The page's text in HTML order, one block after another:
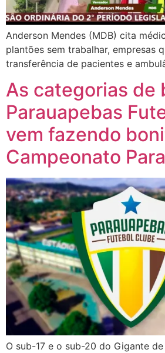
Anderson Mendes (MDB) cita
plantões sem trabalhar, empresas
transferência de pacientes e
As categorias de
Parauapebas
vem fazendo
Campeonato
O sub-17 e o sub-20 do Gigante